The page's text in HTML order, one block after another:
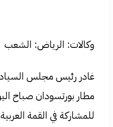
وكالات: الرياض: الشعب
غادر رئيس مجلس
مطار بورتسودان صباح
للمشاركة في القمة